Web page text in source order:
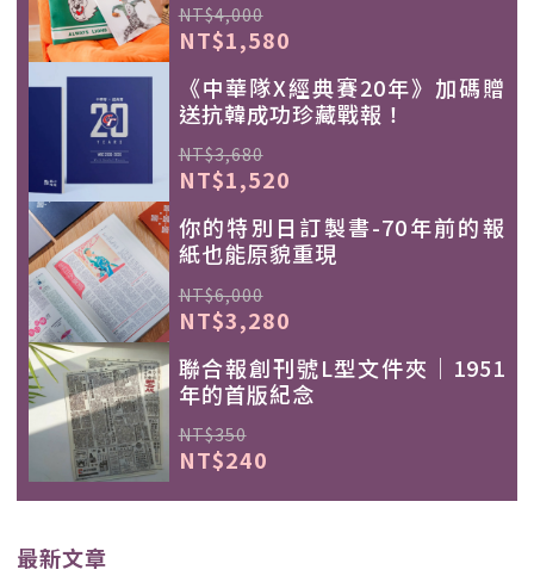
NT$4,000
NT$1,580
《中華隊X經典賽20年》加碼贈
送抗韓成功珍藏戰報！
NT$3,680
NT$1,520
你的特別日訂製書-70年前的報
紙也能原貌重現
NT$6,000
NT$3,280
聯合報創刊號L型文件夾｜1951
年的首版紀念
NT$350
NT$240
最新文章